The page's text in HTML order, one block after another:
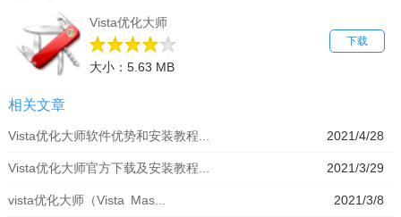
下载
Vista优化大师
大小：5.63 MB
相关文章
2021/4/28
Vista优化大师软件优势和安装教程...
2021/3/29
Vista优化大师官方下载及安装教程...
2021/3/8
vista优化大师（Vista Mas...